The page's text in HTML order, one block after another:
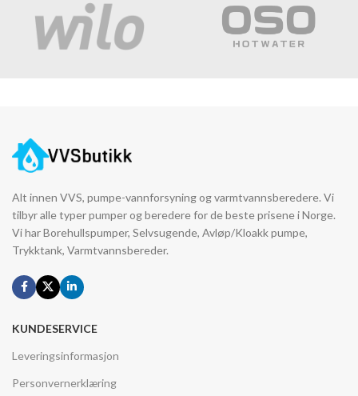
Alt innen VVS, pumpe-vannforsyning og varmtvannsberedere. Vi
tilbyr alle typer pumper og beredere for de beste prisene i Norge.
Vi har Borehullspumper, Selvsugende, Avløp/Kloakk pumpe,
Trykktank, Varmtvannsbereder.
KUNDESERVICE
Leveringsinformasjon
Personvernerklæring